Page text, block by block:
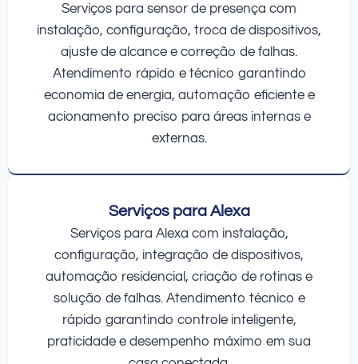
Serviços para sensor de presença com
instalação, configuração, troca de dispositivos,
ajuste de alcance e correção de falhas.
Atendimento rápido e técnico garantindo
economia de energia, automação eficiente e
acionamento preciso para áreas internas e
externas.
Serviços para Alexa
Serviços para Alexa com instalação,
configuração, integração de dispositivos,
automação residencial, criação de rotinas e
solução de falhas. Atendimento técnico e
rápido garantindo controle inteligente,
praticidade e desempenho máximo em sua